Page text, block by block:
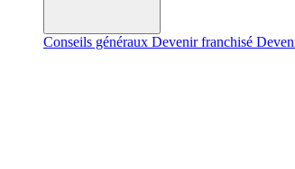
Conseils généraux Devenir franchisé